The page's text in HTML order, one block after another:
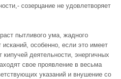
созерцание не удовлетворяет
пытливого ума, жадного
особенно, если это имеет
деятельности, энергичных
свое проявление в весьма
указаний и внушение со